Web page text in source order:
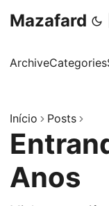
Mazafard
ArchiveCategories
Início Posts
Anos